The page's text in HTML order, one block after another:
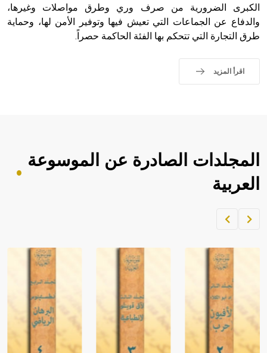
الكبرى الضرورية من صرف وري وطرق مواصلات وغيرها،
والدفاع عن الجماعات التي تعيش فيها وتوفير الأمن لها، وحماية
طرق التجارة التي تتحكم بها الفئة الحاكمة حصراً.
اقرأ المزيد
المجلدات الصادرة عن الموسوعة
العربية